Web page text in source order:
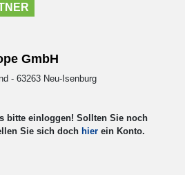
GmbH
- 63263 Neu-Isenburg
bitte einloggen! Sollten Sie noch
Sie sich doch hier ein Konto.